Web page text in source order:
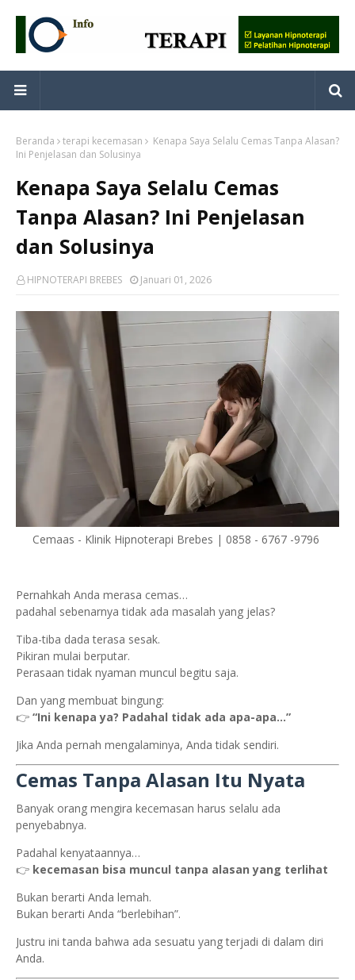
Beranda terapi kecemasan
Kenapa Saya Selalu Cemas Tanpa Alasan?
Ini Penjelasan dan Solusinya
Kenapa Saya Selalu Cemas
Tanpa Alasan? Ini Penjelasan
dan Solusinya
HIPNOTERAPI BREBES Januari 01, 2026
Cemaas - Klinik Hipnoterapi Brebes | 0858 - 6767 -9796
Pernahkah Anda merasa cemas…
padahal sebenarnya tidak ada masalah yang jelas?
Tiba-tiba dada terasa sesak.
Pikiran mulai berputar.
Perasaan tidak nyaman muncul begitu saja.
Dan yang membuat bingung:
👉 “Ini kenapa ya? Padahal tidak ada apa-apa…”
Jika Anda pernah mengalaminya, Anda tidak sendiri.
Cemas Tanpa Alasan Itu Nyata
Banyak orang mengira kecemasan harus selalu ada
penyebabnya.
Padahal kenyataannya…
👉 kecemasan bisa muncul tanpa alasan yang terlihat
Bukan berarti Anda lemah.
Bukan berarti Anda “berlebihan”.
Justru ini tanda bahwa ada sesuatu yang terjadi di dalam diri
Anda.